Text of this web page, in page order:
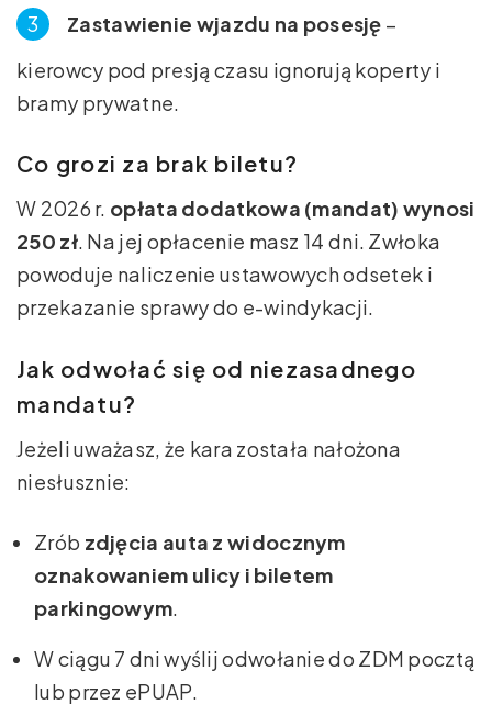
Zastawienie wjazdu na posesję –
kierowcy pod presją czasu ignorują koperty i
bramy prywatne.
Co grozi za brak biletu?
W 2026 r. opłata dodatkowa (mandat) wynosi
250 zł. Na jej opłacenie masz 14 dni. Zwłoka
powoduje naliczenie ustawowych odsetek i
przekazanie sprawy do e-windykacji.
Jak odwołać się od niezasadnego
mandatu?
Jeżeli uważasz, że kara została nałożona
niesłusznie:
Zrób zdjęcia auta z widocznym
oznakowaniem ulicy i biletem
parkingowym.
W ciągu 7 dni wyślij odwołanie do ZDM pocztą
lub przez ePUAP.